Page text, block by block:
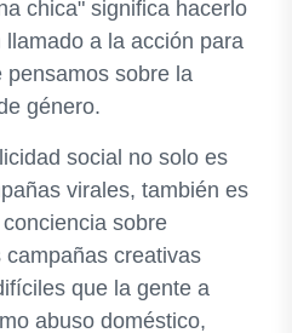
chica" significa hacerlo
a la acción para
pensamos sobre la
género.
social no solo es
virales, también es
sobre
creativas
que la gente a
abuso doméstico,